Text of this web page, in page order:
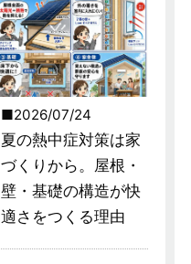
2026/07/24
夏の熱中症対策は家
づくりから。屋根・
壁・基礎の構造が快
適さをつくる理由